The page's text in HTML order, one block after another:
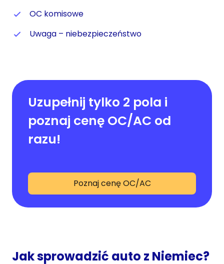
OC komisowe
Uwaga – niebezpieczeństwo
Uzupełnij tylko 2 pola i
poznaj cenę OC/AC od
razu!
Poznaj cenę OC/AC
Jak sprowadzić auto z Niemiec?